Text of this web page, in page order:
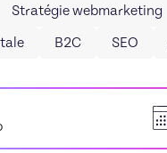
Stratégie webmarketing
B2C SEO